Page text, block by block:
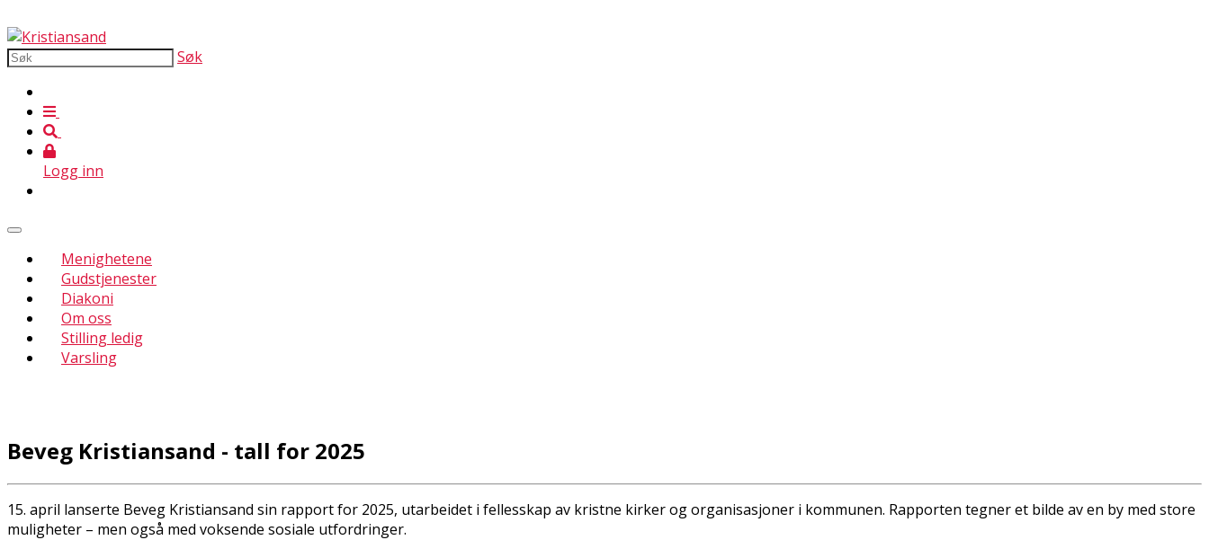
Søk
Logg inn
Menighetene
Gudstjenester
Diakoni
Om oss
Stilling ledig
Varsling
Beveg Kristiansand - tall for 2025
15. april lanserte Beveg Kristiansand sin rapport for 2025, utarbeidet i fellesskap av kristne kirker og organisasjoner i kommunen. Rapporten tegner et bilde av en by med store
muligheter – men også med voksende sosiale utfordringer.